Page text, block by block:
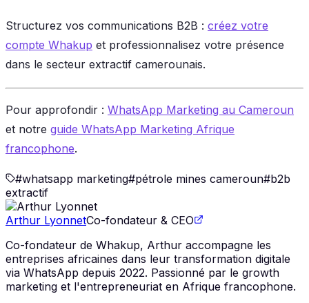
Structurez vos communications B2B : créez votre
compte Whakup et professionnalisez votre présence
dans le secteur extractif camerounais.
Pour approfondir : WhatsApp Marketing au Cameroun
et notre guide WhatsApp Marketing Afrique
francophone.
#whatsapp marketing#pétrole mines cameroun#b2b
extractif
Arthur LyonnetCo-fondateur & CEO
Co-fondateur de Whakup, Arthur accompagne les
entreprises africaines dans leur transformation digitale
via WhatsApp depuis 2022. Passionné par le growth
marketing et l'entrepreneuriat en Afrique francophone.